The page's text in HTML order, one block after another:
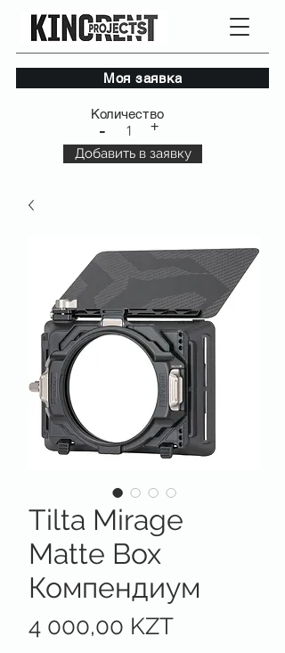
Моя заявка
Количество
- 1 +
Добавить в заявку
Tilta Mirage
Matte Box
Компендиум
4 000,00 KZTЦена